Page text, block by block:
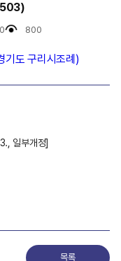
800
기도 구리시조례)
일부개정]
목록